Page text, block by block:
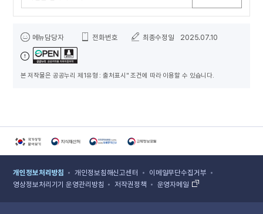
목,
등
록
조
회
수,
다
메뉴담당자 전화번호 최종수정일 2025.07.10
본 저작물은 공공누리 제1유형 : 출처표시" 조건에 따라 이용할 수 있습니다.
개인정보처리방침 개인정보침해신고센터
이메일무단수집거부
영상정보처리기기 운영관리방침
저작권정책 운영자메일